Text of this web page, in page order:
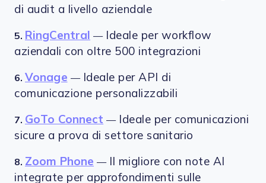
di audit a livello aziendale
5. RingCentral —
Ideale per workflow
aziendali con oltre 500 integrazioni
6. Vonage — Ideale per API di
comunicazione personalizzabili
7. GoTo Connect —
Ideale per comunicazioni
sicure a prova di settore sanitario
8. Zoom Phone —
Il migliore con note AI
integrate per approfondimenti sulle